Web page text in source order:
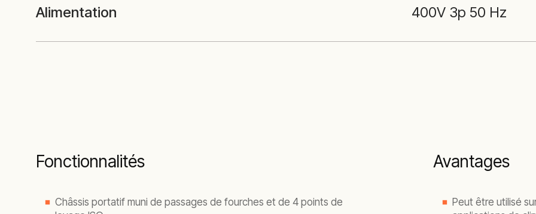
Alimentation 400V 3p 50 Hz
Fonctionnalités
Châssis portatif muni de passages de fourches et de 4 points de
Avantages
Peut être utilisé